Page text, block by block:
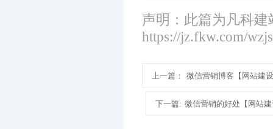
声明：此篇为凡科
https://jz.fkw.com/
上一篇： 微信营销博客【网站建
下一篇: 微信营销的好处【网站